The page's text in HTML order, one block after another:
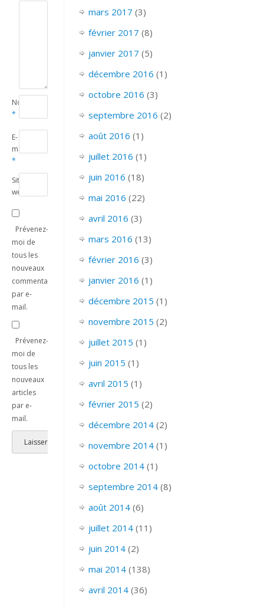
Nom
*
E-
mail
*
Site
web
Prévenez-
moi de
tous les
nouveaux
commentaires
par e-
mail.
Prévenez-
moi de
tous les
nouveaux
articles
par e-
mail.
mars 2017 (3)
février 2017 (8)
janvier 2017 (5)
décembre 2016 (1)
octobre 2016 (3)
septembre 2016 (2)
août 2016 (1)
juillet 2016 (1)
juin 2016 (18)
mai 2016 (22)
avril 2016 (3)
mars 2016 (13)
février 2016 (3)
janvier 2016 (1)
décembre 2015 (1)
novembre 2015 (2)
juillet 2015 (1)
juin 2015 (1)
avril 2015 (1)
février 2015 (2)
décembre 2014(2)
novembre 2014(1)
octobre 2014(1)
septembre 2014(8)
août 2014(6)
juillet 2014(11)
juin 2014(2)
mai 2014(138)
avril 2014(36)